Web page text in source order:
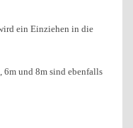
ein Einziehen in die
6m und 8m sind ebenfalls